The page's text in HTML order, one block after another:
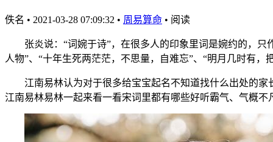
佚名 • 2021-03-28 07:09:32 • 周易算命 • 阅读
张炎说：“词婉于诗”，在很多人的印象里词是婉约的，只
人物”、“十年生死两茫茫，不思量，自难忘”、“明月几时有
江南易林认为对于很多给宝宝起名不知道找什么出处的家
江南易林易林一起来看一看宋词里都有哪些好听霸气、气概不